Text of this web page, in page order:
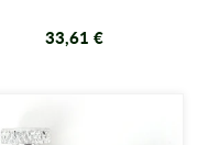
33,61 €